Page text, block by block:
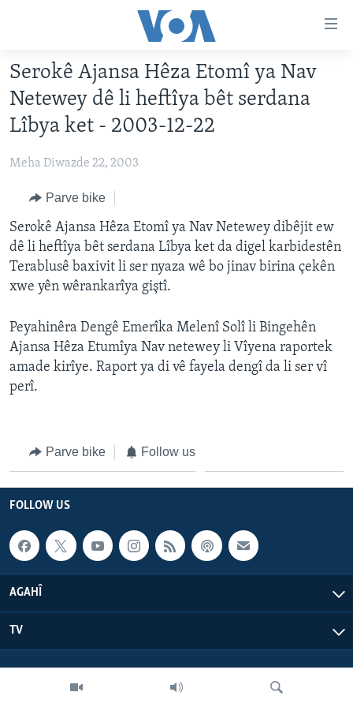
Yekser
here
naveroka
serekî
Yekser
here
serekî
Yekser
here
Lêgerînê
NÛÇE
VÎDYO GALERÎ
FOTO GALERÎ
RADYO
HEVPEYVÎN
HERÊMÊN KURDAN
AMERÎKA
TIRKÎYE
SÛRÎYE
ÎRAQ
ÎRAN
CÎHAN
ÇAND Û HUNER
FOLLOW US
Zimanên Din
Serokê Ajansa Hêza Etomî ya Nav
Netewey dê li heftîya bêt serdana
Lîbya ket - 2003-12-22
Meha Diwazde 22, 2003
Parve bike
Serokê Ajansa Hêza Etomî ya Nav Netewey dibêjit ew
dê li heftîya bêt serdana Lîbya ket da digel karbidestên
Terablusê baxivit li ser nyaza wê bo jinav birina çekên
xwe yên wêrankarîya giştî.
Peyahinêra Dengê Emerîka Melenî Solî li Bingehên
Ajansa Hêza Etumîya Nav netewey li Vîyena raportek
amade kirîye. Raport ya di vê fayela dengî da li ser vî
perî.
Parve bike Follow us
FOLLOW US
AGAHÎ
TV